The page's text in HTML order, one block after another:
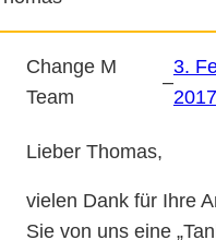
Change M
Team
–
3.
2017
Lieber Thomas,
vielen Dank für Ihre
Sie von uns eine